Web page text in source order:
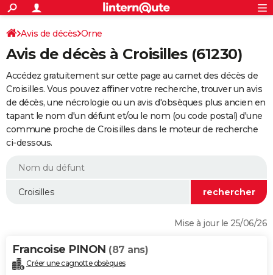
ACTUALITÉS
Politique
Société
Faits Divers
Education
Monde
Villes
+
SPORT
Coupe du monde 2026
Football
Tennis
Cyclisme
Rugby
Forum
Programme TV
TNT
Streaming
Cinéma
Sorties cinéma
Musique
+
FINANCE
Retraite
Epargne
Immobilier
Risques naturels par ville
Assurance
AUTO
Essais
Réserver un essai
Citadines
Berlines
SUV
Forum auto
+HIGH-TECH
BRICOLAGE
WEEK-END
Alimentation
Guide de la santé
Maladies
Médicaments
Sommeil
VOYAGE
Avis de décès Orne
Avis de décès à Croisilles (61230)
Accédez gratuitement sur cette page au carnet des décès de
Croisilles. Vous pouvez affiner votre recherche, trouver un avis
de décès, une nécrologie ou un avis d'obsèques plus ancien en
tapant le nom d'un défunt et/ou le nom (ou code postal) d'une
commune proche de Croisilles dans le moteur de recherche
ci-dessous.
Mise à jour le 25/06/26
Francoise PINON (87 ans)
Créer une cagnotte obsèques